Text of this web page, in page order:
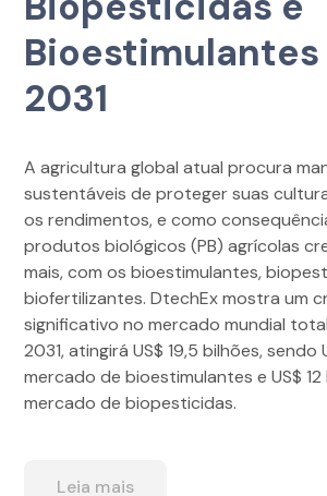
Bioestimulantes
2031
A agricultura global atual procura
sustentáveis de proteger suas
os rendimentos, e como
produtos biológicos (PB) agrícolas
mais, com os bioestimulantes,
biofertilizantes. DtechEx mostra um
significativo no mercado mundial
2031, atingirá US$ 19,5 bilhões, sendo
mercado de bioestimulantes e US$
mercado de biopesticidas.
Leia mais